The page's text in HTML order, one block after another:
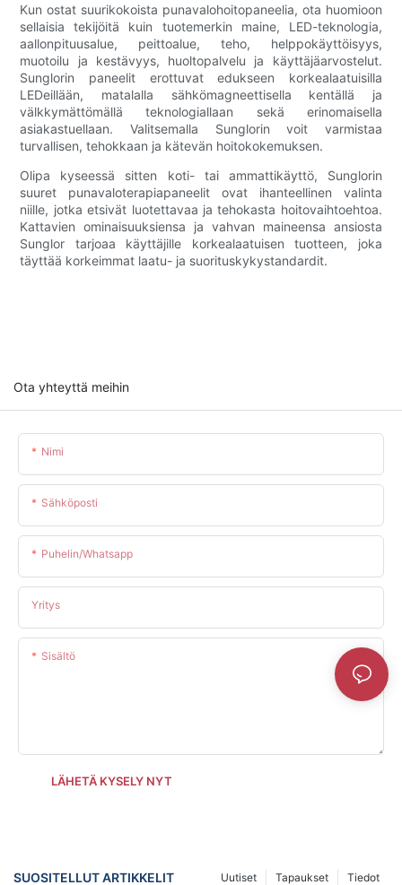
Kun ostat suurikokoista punavalohoitopaneelia, ota huomioon
sellaisia ​​tekijöitä kuin tuotemerkin maine, LED-teknologia,
aallonpituusalue, peittoalue, teho, helppokäyttöisyys,
muotoilu ja kestävyys, huoltopalvelu ja käyttäjäarvostelut.
Sunglorin paneelit erottuvat edukseen korkealaatuisilla
LEDeillään, matalalla sähkömagneettisella kentällä ja
välkkymättömällä teknologiallaan sekä erinomaisella
asiakastuellaan. Valitsemalla Sunglorin voit varmistaa
turvallisen, tehokkaan ja kätevän hoitokokemuksen.
Olipa kyseessä sitten koti- tai ammattikäyttö, Sunglorin
suuret punavaloterapiapaneelit ovat ihanteellinen valinta
niille, jotka etsivät luotettavaa ja tehokasta hoitovaihtoehtoa.
Kattavien ominaisuuksiensa ja vahvan maineensa ansiosta
Sunglor tarjoaa käyttäjille korkealaatuisen tuotteen, joka
täyttää korkeimmat laatu- ja suorituskykystandardit.
Ota yhteyttä meihin
Nimi
Sähköposti
Puhelin/whatsapp
Yritys
Sisältö
LÄHETÄ KYSELY NYT
SUOSITELLUT ARTIKKELIT Tiedot
Tapaukset
Uutiset